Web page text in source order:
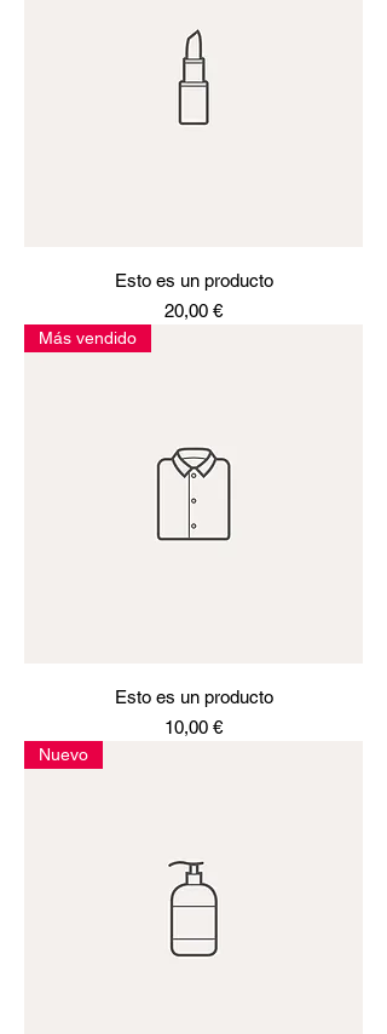
Esto es un producto
Precio
20,00 €
Más vendido
Esto es un producto
Precio
10,00 €
Nuevo